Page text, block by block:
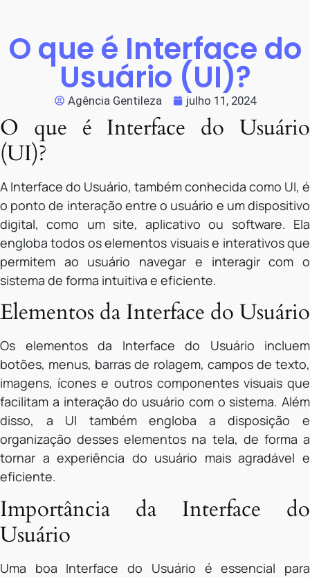
O que é Interface do
Usuário (UI)?
Agência Gentileza julho 11, 2024
O que é Interface do Usuário
(UI)?
A Interface do Usuário, também conhecida como UI, é
o ponto de interação entre o usuário e um dispositivo
digital, como um site, aplicativo ou software. Ela
engloba todos os elementos visuais e interativos que
permitem ao usuário navegar e interagir com o
sistema de forma intuitiva e eficiente.
Elementos da Interface do Usuário
Os elementos da Interface do Usuário incluem
botões, menus, barras de rolagem, campos de texto,
imagens, ícones e outros componentes visuais que
facilitam a interação do usuário com o sistema. Além
disso, a UI também engloba a disposição e
organização desses elementos na tela, de forma a
tornar a experiência do usuário mais agradável e
eficiente.
Importância da Interface do
Usuário
Uma boa Interface do Usuário é essencial para